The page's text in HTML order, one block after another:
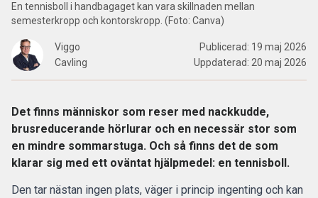
En tennisboll i handbagaget kan vara skillnaden mellan
semesterkropp och kontorskropp. (Foto: Canva)
Viggo
Cavling
Publicerad: 19 maj 2026
Uppdaterad: 20 maj 2026
Det finns människor som reser med nackkudde,
brusreducerande hörlurar och en necessär stor som
en mindre sommarstuga. Och så finns det de som
klarar sig med ett oväntat hjälpmedel: en tennisboll.
Den tar nästan ingen plats, väger i princip ingenting och kan